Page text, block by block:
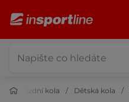
Jízdní kola Dětská kola